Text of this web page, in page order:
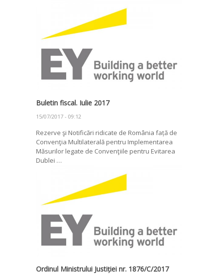
Buletin fiscal. Iulie 2017
15/07/2017 - 09:12
Rezerve şi Notificări ridicate de România față de
Convenţia Multilaterală pentru Implementarea
Măsurilor legate de Convenţiile pentru Evitarea
Dublei …
Ordinul Ministrului Justiției nr. 1876/C/2017